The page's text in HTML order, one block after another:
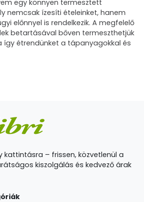
egy könnyen termesztett
nemcsak ízesíti ételeinket, hanem
előnnyel is rendelkezik. A megfelelő
betartásával bőven termeszthetjük
étrendünket a tápanyagokkal és
kattintásra – frissen, közvetlenül a
kiszolgálás és kedvező árak